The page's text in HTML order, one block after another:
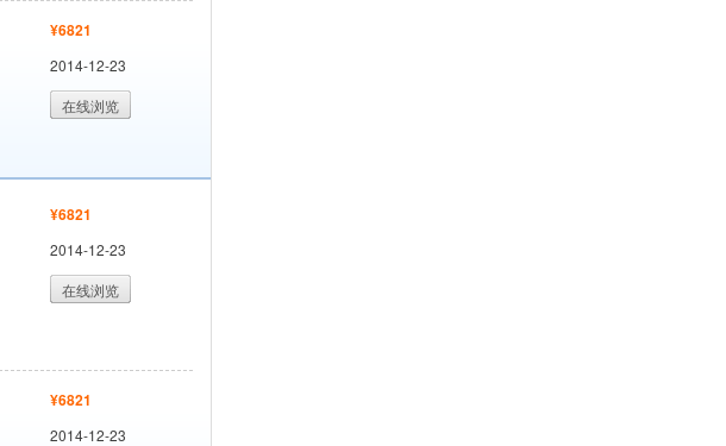
¥6821
2014-12-23
在线浏览
¥6821
2014-12-23
在线浏览
¥6821
2014-12-23